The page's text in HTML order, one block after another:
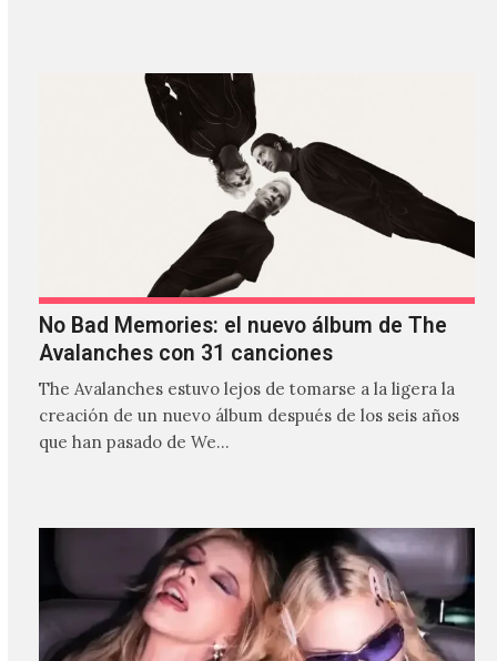
No Bad Memories: el nuevo álbum de The
Avalanches con 31 canciones
The Avalanches estuvo lejos de tomarse a la ligera la
creación de un nuevo álbum después de los seis años
que han pasado de We…